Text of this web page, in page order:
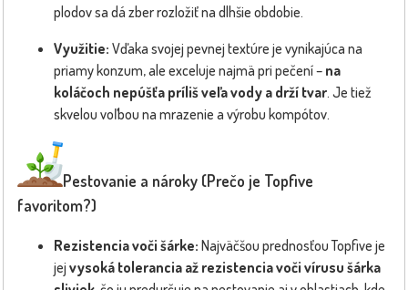
plodov sa dá zber rozložiť na dlhšie obdobie.
Využitie: Vďaka svojej pevnej textúre je vynikajúca na
priamy konzum, ale exceluje najmä pri pečení – na
koláčoch nepúšťa príliš veľa vody a drží tvar. Je tiež
skvelou voľbou na mrazenie a výrobu kompótov.
Pestovanie a nároky (Prečo je Topfive
favoritom?)
Rezistencia voči šárke: Najväčšou prednosťou Topfive je
jej vysoká tolerancia až rezistencia voči vírusu šárka